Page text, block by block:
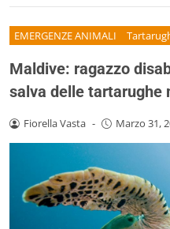
EMERGENZE ANIMALI
Maldive: ragazzo
salva delle tartarughe
Fiorella Vasta - Marzo 31,